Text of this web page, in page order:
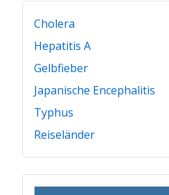
Cholera
Hepatitis A
Gelbfieber
Japanische Encephalitis
Typhus
Reiseländer